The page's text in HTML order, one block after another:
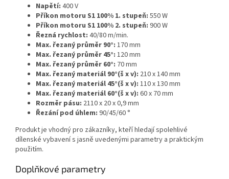
Napětí: 400 V
Příkon motoru S1 100% 1. stupeň: 550 W
Příkon motoru S1 100% 2. stupeň: 900 W
Řezná rychlost: 40/80 m/min.
Max. řezaný průměr 90°: 170 mm
Max. řezaný průměr 45°: 120 mm
Max. řezaný průměr 60°: 70 mm
Max. řezaný materiál 90°(š x v): 210 x 140 mm
Max. řezaný materiál 45°(š x v): 110 x 130 mm
Max. řezaný materiál 60°(š x v): 60 x 70 mm
Rozměr pásu: 2110 x 20 x 0,9 mm
Řezání pod úhlem: 90/45/60 °
Produkt je vhodný pro zákazníky, kteří hledají spolehlivé
dílenské vybavení s jasně uvedenými parametry a praktickým
použitím.
Doplňkové parametry